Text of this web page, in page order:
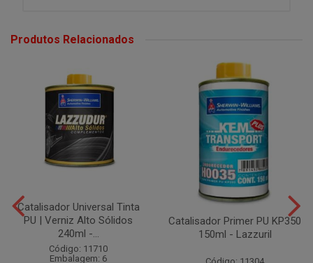
Produtos Relacionados
Catalisador Universal Tinta
PU | Verniz Alto Sólidos
240ml -...
Código: 11710
Embalagem: 6
Catalisador Primer PU KP350
150ml - Lazzuril